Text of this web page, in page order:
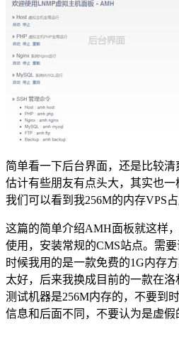
简单看一下后台界面，还是比较清
估计有些朋友有点头大，其实也
我们可以看到我256M的内存VPS
这篇的简单介绍AMH面板就这样
使用，安装常规的CMS站点。需
时候我用的是一款免费的1G内存
太好，后来我换成目前的一款在洛
测试机器是256M内存的，不要到
信息和后面不同，不要认为是虚假